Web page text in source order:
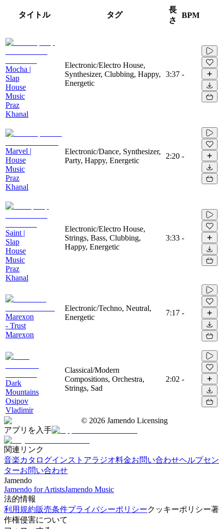
タイトル タグ
長
さ
BPM
Mocha |
Slap
House
Music
Praz
Khanal
Electronic/Electro House,
Synthesizer, Clubbing, Happy,
Energetic
3:37 -
Marvel |
House
Music
Praz
Khanal
Electronic/Dance, Synthesizer,
Party, Happy, Energetic
2:20 -
Saint |
Slap
House
Music
Praz
Khanal
Electronic/Electro House,
Strings, Bass, Clubbing,
Happy, Energetic
3:33 -
Marexon
- Trust
Marexon
Electronic/Techno, Neutral,
Energetic
7:17 -
Dark
Mountains
Osipov
Vladimir
Classical/Modern
Compositions, Orchestra,
Strings, Sad
2:02 -
© 2026 Jamendo Licensing
アプリを入手
関連リンク
音楽カタログインストアラジオ料金お問い合わせヘルプセン
ターお問い合わせ
Jamendo
Jamendo for ArtistsJamendo Music
法的情報
利用規約販売条件プライバシーポリシークッキーポリシー著
作権侵害について